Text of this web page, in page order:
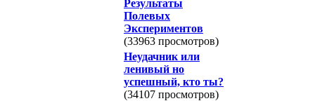
Результаты
Полевых
Экспериментов
(33963 просмотров)
Неудачник или
ленивый но
успешный, кто ты?
(34107 просмотров)